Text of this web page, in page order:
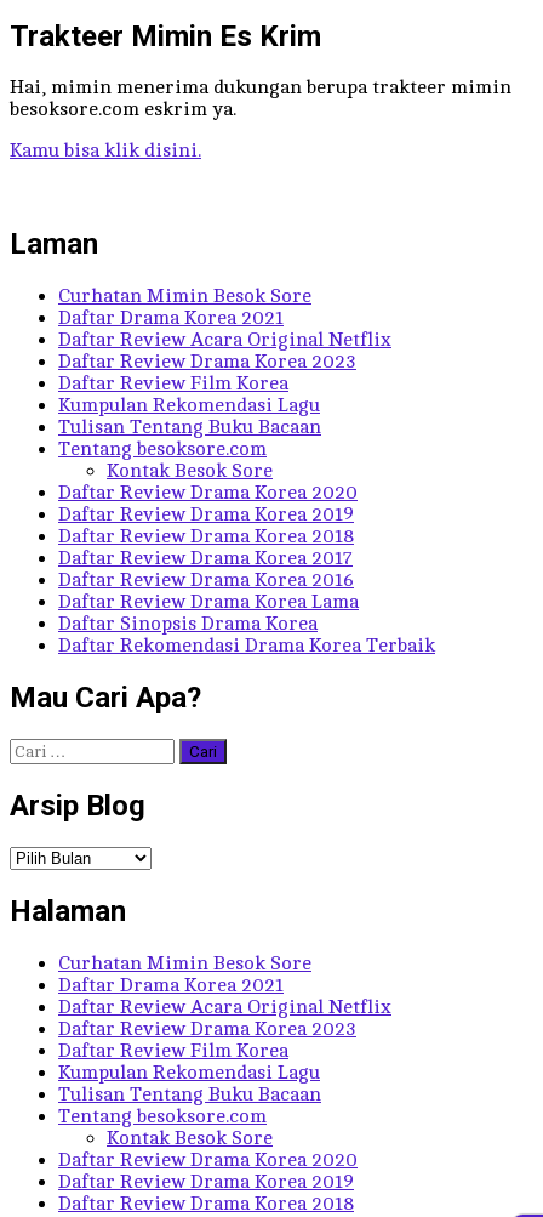
Trakteer Mimin Es Krim
Hai, mimin menerima dukungan berupa trakteer mimin
besoksore.com eskrim ya.
Kamu bisa klik disini.
Laman
Curhatan Mimin Besok Sore
Daftar Drama Korea 2021
Daftar Review Acara Original Netflix
Daftar Review Drama Korea 2023
Daftar Review Film Korea
Kumpulan Rekomendasi Lagu
Tulisan Tentang Buku Bacaan
Tentang besoksore.com
Kontak Besok Sore
Daftar Review Drama Korea 2020
Daftar Review Drama Korea 2019
Daftar Review Drama Korea 2018
Daftar Review Drama Korea 2017
Daftar Review Drama Korea 2016
Daftar Review Drama Korea Lama
Daftar Sinopsis Drama Korea
Daftar Rekomendasi Drama Korea Terbaik
Mau Cari Apa?
Cari
untuk:
Arsip Blog
Arsip
Halaman
Curhatan Mimin Besok Sore
Daftar Drama Korea 2021
Daftar Review Acara Original Netflix
Daftar Review Drama Korea 2023
Daftar Review Film Korea
Kumpulan Rekomendasi Lagu
Tulisan Tentang Buku Bacaan
Tentang besoksore.com
Kontak Besok Sore
Daftar Review Drama Korea 2020
Daftar Review Drama Korea 2019
Daftar Review Drama Korea 2018